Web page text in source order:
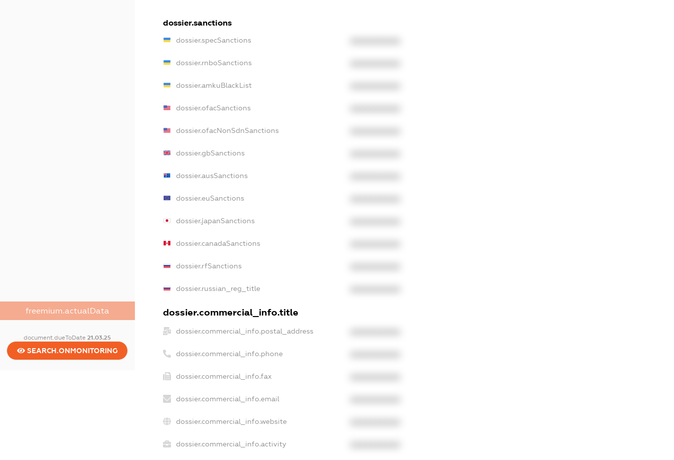
freemium.actualData
document.dueToDate21.03.25
SEARCH.ONMONITORING
dossier.sanctions
dossier.specSanctions
dossier.rnboSanctions
dossier.amkuBlackList
dossier.ofacSanctions
dossier.ofacNonSdnSanctions
dossier.gbSanctions
dossier.ausSanctions
dossier.euSanctions
dossier.japanSanctions
dossier.canadaSanctions
dossier.rfSanctions
dossier.russian_reg_title
dossier.commercial_info.title
dossier.commercial_info.postal_address
dossier.commercial_info.phone
dossier.commercial_info.fax
dossier.commercial_info.email
dossier.commercial_info.website
dossier.commercial_info.activity